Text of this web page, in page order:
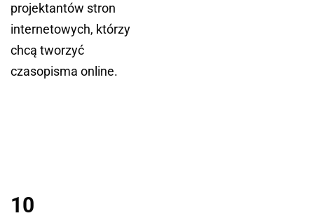
projektantów stron
internetowych, którzy
chcą tworzyć
czasopisma online.
10